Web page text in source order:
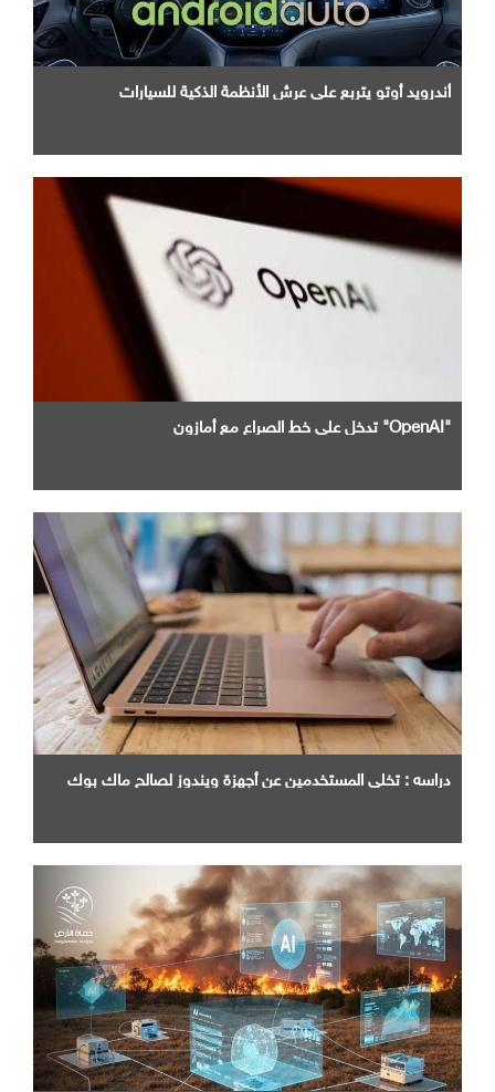
أندرويد أوتو يتربع علي عرش الأنظمة الذكية للسيارات
"OpenAI" تدخل علي خط الصراع مع أمازون
دراسه : تخلي المستخدمين عن أجهزة ويندوز لصالح ماك بوك